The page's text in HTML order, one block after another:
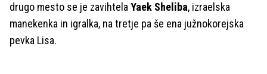
drugo mesto se je zavihtela Yaek Sheliba, izraelska
manekenka in igralka, na tretje pa še ena južnokorejska
pevka Lisa.